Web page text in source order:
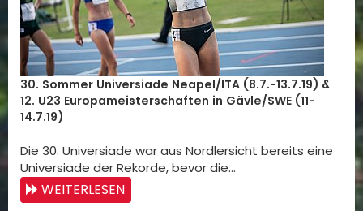
30. Sommer Universiade Neapel/ITA (8.7.-13.7.19) &
12. U23 Europameisterschaften in Gävle/SWE (11-
14.7.19)
Die 30. Universiade war aus Nordlersicht bereits eine
Universiade der Rekorde, bevor die…
WEITERLESEN